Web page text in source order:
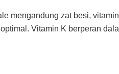
mengandung zat besi,
Vitamin K berperan